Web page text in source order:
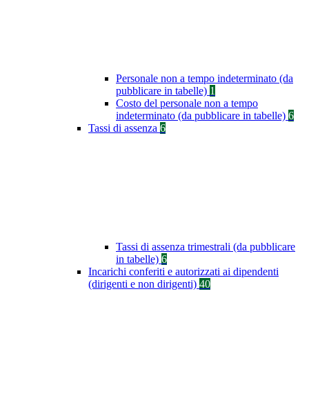
Personale non a tempo indeterminato (da
pubblicare in tabelle) 1
Costo del personale non a tempo
indeterminato (da pubblicare in tabelle) 6
Tassi di assenza 6
Tassi di assenza trimestrali (da pubblicare
in tabelle) 6
Incarichi conferiti e autorizzati ai dipendenti
(dirigenti e non dirigenti) 40